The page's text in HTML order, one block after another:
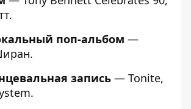
поп-альбом —
запись — Tonite,